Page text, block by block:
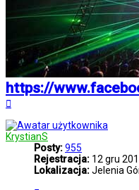
https://
KrystianS
Posty:955
Rejestracja: 12 gru
Lokalizacja:Jelenia